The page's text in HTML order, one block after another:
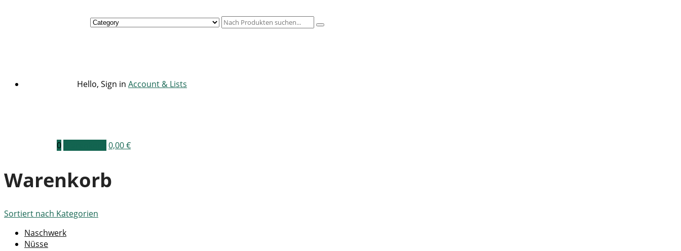
Hello, Sign in Account & Lists
0 0,00€
Warenkorb
Sortiert nach Kategorien
Naschwerk
Nüsse